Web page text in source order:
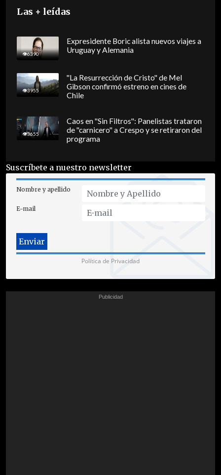
Las + leídas
6390
Expresidente Boric alista nuevos viajes a
Uruguay y Alemania
3955
"La Resurrección de Cristo" de Mel
Gibson confirmó estreno en cines de
Chile
3655
Caos en "Sin Filtros": Panelistas trataron
de "carnicero" a Crespo y se retiraron del
programa
Suscríbete a nuestro newsletter
Nombre y apellido
E-mail
Política de Privacidad